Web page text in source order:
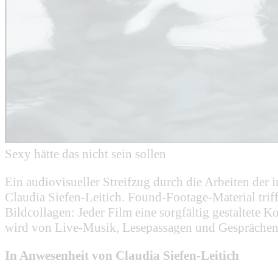
Sexy hätte das nicht sein sollen
Ein audiovisueller Streifzug durch die Arbeiten der
Claudia Siefen-Leitich. Found-Footage-Material
Bildcollagen: Jeder Film eine sorgfältig gestaltete
wird von Live-Musik, Lesepassagen und
In Anwesenheit von Claudia Siefen-Leitich